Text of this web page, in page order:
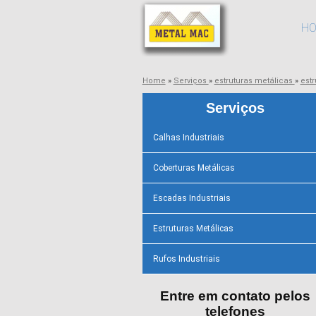
Home » Serviços » estruturas metálicas »
Serviços
Calhas Industriais
Coberturas Metálicas
Escadas Industriais
Estruturas Metálicas
Rufos Industriais
Entre em contato pelos
telefones